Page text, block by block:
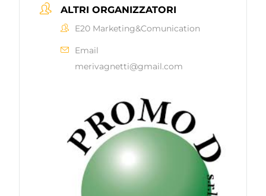
ALTRI ORGANIZZATORI
E20 Marketing&Comunication
Email
merivagnetti@gmail.com